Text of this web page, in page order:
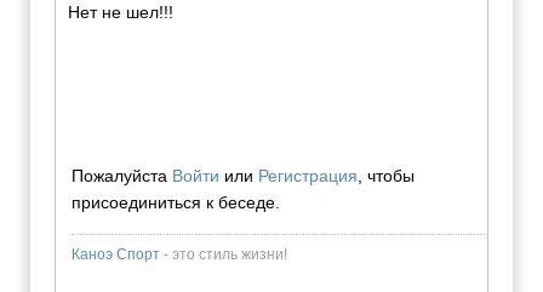
Нет не шел!!!
Пожалуйста Войти или Регистрация , чтобы
присоединиться к беседе.
Каноэ Спорт - это стиль жизни!